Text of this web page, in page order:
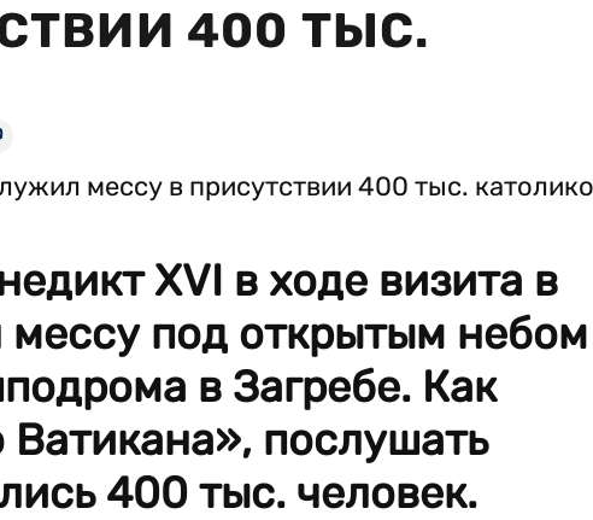
400 ТЫС.
XVI в ходе визита в
под открытым небом
в Загребе. Как
послушать
400 тыс. человек.